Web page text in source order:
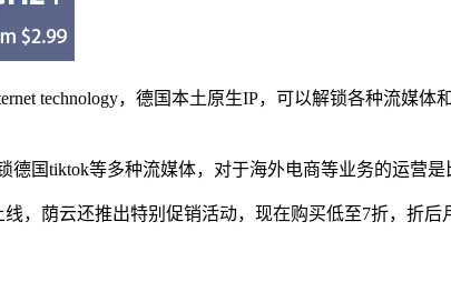
technology，德国本土原生IP，可以解锁各种流媒
国tiktok等多种流媒体，对于海外电商等业务的运营是
，荫云还推出特别促销活动，现在购买低至7折，折后